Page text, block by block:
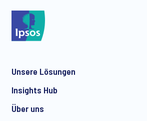
*
Unsere Lösungen
Insights Hub
Über uns